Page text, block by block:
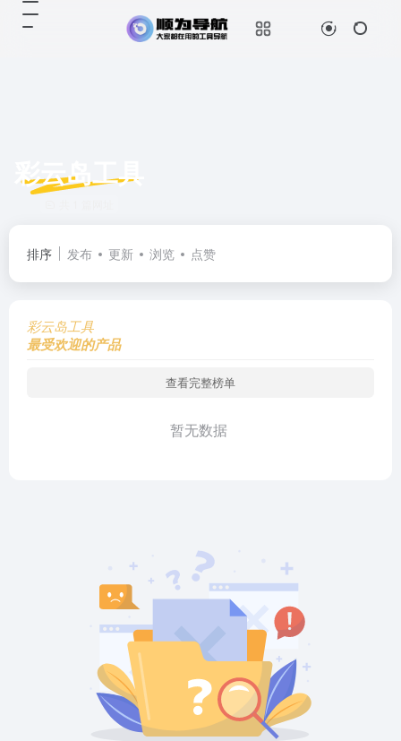
彩云岛工具
排序 发布 更新 浏览 点赞
彩云岛工具
最受欢迎的产品
查看完整榜单
暂无数据